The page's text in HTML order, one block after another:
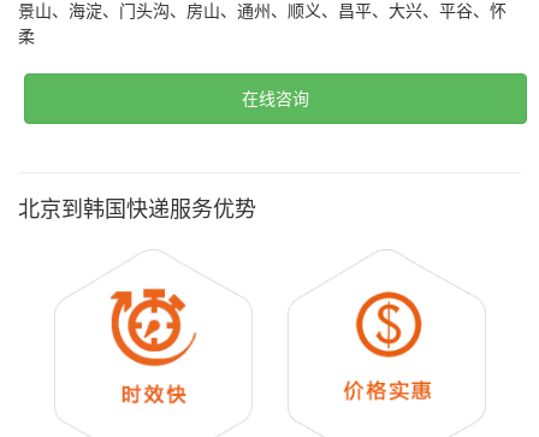
景山、海淀、门头沟、房山、通州、顺义、昌平、大兴、平谷、怀
柔
在线咨询
北京到韩国快递服务优势